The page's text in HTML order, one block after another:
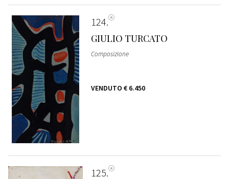
124
GIULIO TURCATO
Composizione
VENDUTO € 6.450
125